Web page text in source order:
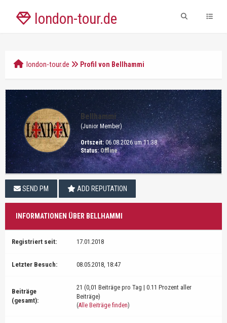
london-tour.de
london-tour.de Profil von Bellhammi
Bellhammi
(Junior Member)
Ortszeit:06.08.2026 um 11:38
Status: Offline
SEND PM ADD REPUTATION
INFORMATIONEN ÜBER BELLHAMMI
Registriert seit: 17.01.2018
Letzter Besuch: 08.05.2018, 18:47
Beiträge
(gesamt):
21 (0,01 Beiträge pro Tag | 0.11 Prozent aller
Beiträge)
(Alle Beiträge finden)